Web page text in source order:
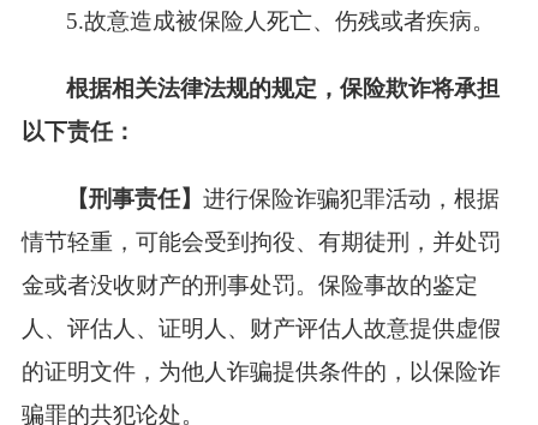
5.故意造成被保险人死亡、伤残或者疾病。
根据相关法律法规的规定，保险欺诈将承担
以下责任：
【刑事责任】进行保险诈骗犯罪活动，根据
情节轻重，可能会受到拘役、有期徒刑，并处罚
金或者没收财产的刑事处罚。保险事故的鉴定
人、评估人、证明人、财产评估人故意提供虚假
的证明文件，为他人诈骗提供条件的，以保险诈
骗罪的共犯论处。